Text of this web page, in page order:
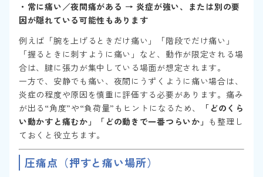
・常に痛い／夜間痛がある → 炎症が強い、または別の要
因が隠れている可能性もあります
例えば「腕を上げるときだけ痛い」「階段でだけ痛い」
「握るときに刺すように痛い」など、動作が限定される場
合は、腱に張力が集中している場面が想定されます。
一方で、安静でも痛い、夜間にうずくように痛い場合は、
炎症の程度や原因を慎重に評価する必要があります。痛み
が出る“角度”や“負荷量”もヒントになるため、
「どのくら
い動かすと痛むか」「どの動きで一番つらいか」 も整理し
ておくと役立ちます。
圧痛点（押すと痛い場所）